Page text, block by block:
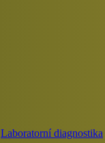
Laboratorní diagnostika